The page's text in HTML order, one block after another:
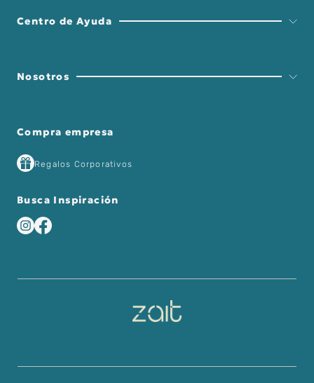
Centro de Ayuda
Nosotros
Compra empresa
Regalos Corporativos
Busca Inspiración